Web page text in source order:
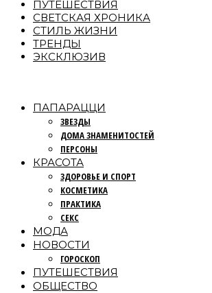
ПУТЕШЕСТВИЯ
СВЕТСКАЯ ХРОНИКА
СТИЛЬ ЖИЗНИ
ТРЕНДЫ
ЭКСКЛЮЗИВ
ПАПАРАЦЦИ
ЗВЕЗДЫ
ДОМА ЗНАМЕНИТОСТЕЙ
ПЕРСОНЫ
КРАСОТА
ЗДОРОВЬЕ И СПОРТ
КОСМЕТИКА
ПРАКТИКА
СЕКС
МОДА
НОВОСТИ
ГОРОСКОП
ПУТЕШЕСТВИЯ
ОБЩЕСТВО